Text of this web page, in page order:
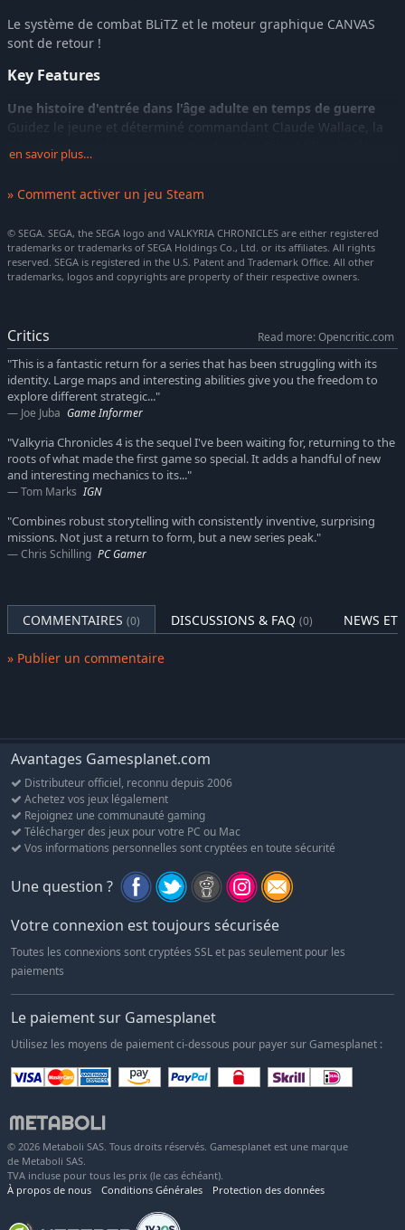
Le système de combat BLiTZ et le moteur graphique CANVAS
sont de retour !
Key Features
Une histoire d'entrée dans l'âge adulte en temps de guerre
Guidez le jeune et déterminé commandant Claude Wallace, la
talentueuse ingénieure en armes lourdes Riley Miller, la tête
brûlée darcsen Raz, la sniper au sang-froid Kai Schulen et leurs
devront affronter la dure réalité de la guerre. Les liens d'amitié
les attendent ?
Le système de combat BliTZ nouvelle génération
de combat BLiTZ part à l'assaut du champ de bataille. Celui-ci
vous propose une nouvelle classe, Grenadier, de nombreuses
options de soutien offensif et défensif avec le cuirassé, la
possibilité pour une unité d'effectuer une action de « dernière
défense » avant de mourir, et plus encore. En prime, vous
plus unités et sur des cartes plus grandes que jamais !
Graphismes CANVAS
Le style visuel à main levée si typique de la série revient plus
beau que jamais pour ce nouveau chapitre. S'inspirant de
l'aquarelle, le moteur graphique CANVAS mêle éléments visuels
réalistes et imaginaires pour créer un univers vibrant
Le retour d'un compositeur de légende
Sakimoto, revient avec une nouvelle bande originale orchestrale
larges. Inclus également des trophées et des cartes à échanger
sur Steam.
en savoir plus…
» Comment activer un jeu Steam
© SEGA. SEGA, the SEGA logo and VALKYRIA CHRONICLES are either registered
trademarks or trademarks of SEGA Holdings Co., Ltd. or its affiliates. All rights
reserved. SEGA is registered in the U.S. Patent and Trademark Office. All other
trademarks, logos and copyrights are property of their respective owners.
Critics
Read more: Opencritic.com
"This is a fantastic return for a series that has been struggling with its
identity. Large maps and interesting abilities give you the freedom to
explore different strategic..."
Joe Juba Game Informer
"Valkyria Chronicles 4 is the sequel I've been waiting for, returning to the
roots of what made the first game so special. It adds a handful of new
and interesting mechanics to its..."
Tom Marks IGN
"Combines robust storytelling with consistently inventive, surprising
missions. Not just a return to form, but a new series peak."
Chris Schilling PC Gamer
COMMENTAIRES (0) DISCUSSIONS & FAQ (0) NEWS ET
» Publier un commentaire
Avantages Gamesplanet.com
Distributeur officiel, reconnu depuis 2006
Achetez vos jeux légalement
Rejoignez une communauté gaming
Télécharger des jeux pour votre PC ou Mac
Vos informations personnelles sont cryptées en toute sécurité
Une question ?
Votre connexion est toujours sécurisée
Toutes les connexions sont cryptées SSL et pas seulement pour les
paiements
Le paiement sur Gamesplanet
Utilisez les moyens de paiement ci-dessous pour payer sur Gamesplanet :
© 2026 Metaboli SAS. Tous droits réservés. Gamesplanet est une marque
de Metaboli SAS.
TVA incluse pour tous les prix (le cas échéant).
À propos de nous
Conditions Générales Protection des données